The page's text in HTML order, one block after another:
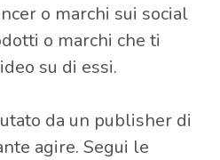
o marchi sui social
o marchi che ti
su di essi.
da un publisher di
agire. Segui le